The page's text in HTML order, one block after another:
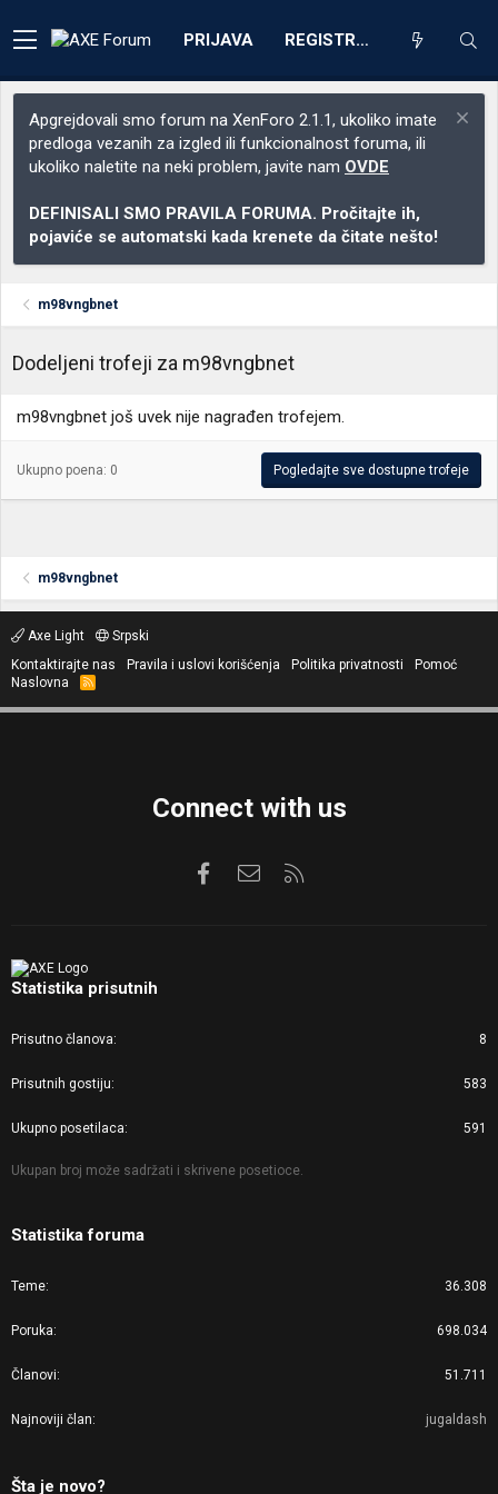
PRIJAVA REGISTRACIJA
Apgrejdovali smo forum na XenForo 2.1.1, ukoliko imate
predloga vezanih za izgled ili funkcionalnost foruma, ili
ukoliko naletite na neki problem, javite nam OVDE
DEFINISALI SMO PRAVILA FORUMA. Pročitajte ih,
pojaviće se automatski kada krenete da čitate nešto!
m98vngbnet
Dodeljeni trofeji za m98vngbnet
m98vngbnet još uvek nije nagrađen trofejem.
Ukupno poena: 0 Pogledajte sve dostupne trofeje
m98vngbnet
Axe Light
Srpski
Kontaktirajte nas
Pravila i uslovi korišćenja Politika privatnosti
Pomoć
Naslovna
R
S
Connect with us
FacebookKontaktirajte nas
Statistika prisutnih
Prisutno članova 8
Prisutnih gostiju 583
Ukupno posetilaca 591
Ukupan broj može sadržati i skrivene posetioce.
Statistika foruma
Teme 36.308
Poruka 698.034
Članovi 51.711
Najnoviji član jugaldash
Šta je novo?